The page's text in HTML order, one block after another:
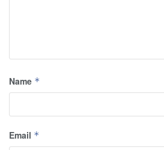
Name *
Email *